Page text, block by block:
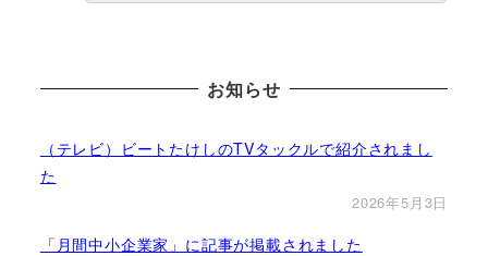
お知らせ
（テレビ）ビートたけしのTVタックルで紹介されまし
た
2026年5月3日
「月間中小企業家」に記事が掲載されました